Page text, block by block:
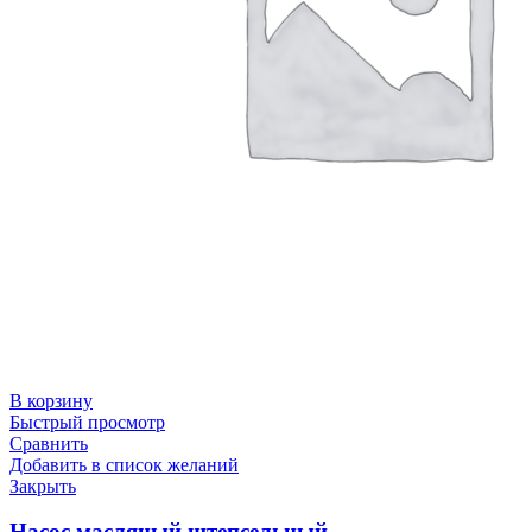
В корзину
Быстрый просмотр
Сравнить
Добавить в список желаний
Закрыть